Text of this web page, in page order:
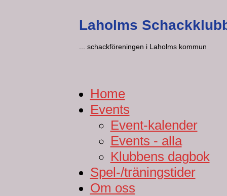
Laholms
... schackföreningen i Laholms kommun
Home
Events
Event-kalender
Events - alla
Klubbens dagbok
Spel-/träningstider
Om oss